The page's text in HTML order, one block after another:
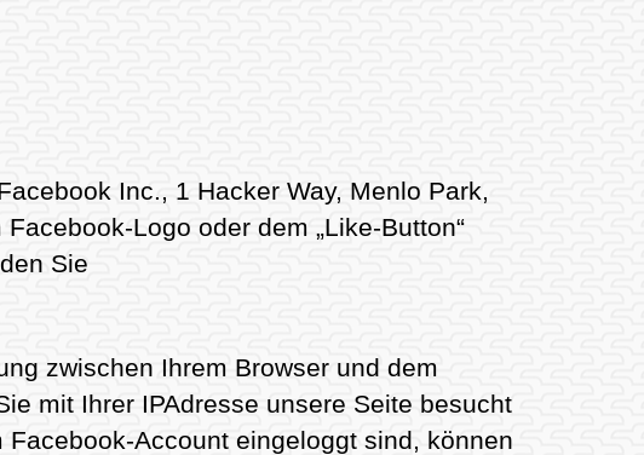
Inc., 1 Hacker Way, Menlo Park,
Logo oder dem „Like-Button“
Sie
zwischen Ihrem Browser und dem
mit Ihrer IPAdresse unsere Seite besucht
Account eingeloggt sind, können